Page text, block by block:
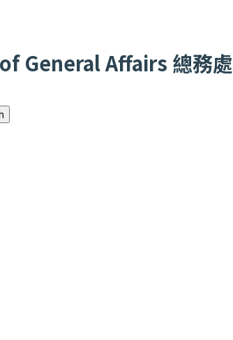
General Affairs 總務處